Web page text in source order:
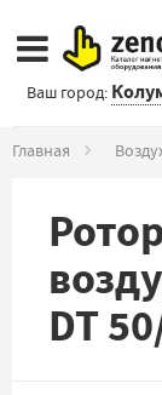
Ваш город:
Главная
DT